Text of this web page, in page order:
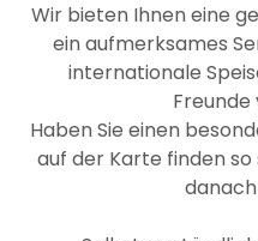
Wir bieten Ihnen eine
ein aufmerksames
internationale
Freunde
Haben Sie einen
auf der Karte finden so